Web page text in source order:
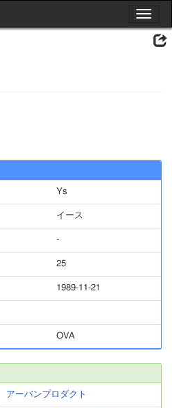
Toggle
Ys
イース
-
25
1989-11-21
OVA
アーバンプロダクト